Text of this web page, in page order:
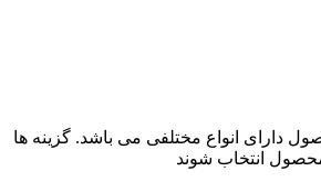
دارای انواع مختلفی می باشد. گزینه ها
انتخاب شوند